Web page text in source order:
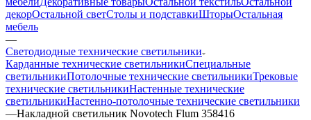
декорОстальной светСтолы и подставкиШторыОстальная
мебель
—
Светодиодные технические светильники
Карданные технические светильникиСпециальные
светильникиПотолочные технические светильникиТрековые
технические светильникиНастенные технические
светильникиНастенно-потолочные технические светильники
—Накладной светильник Novotech Flum 358416